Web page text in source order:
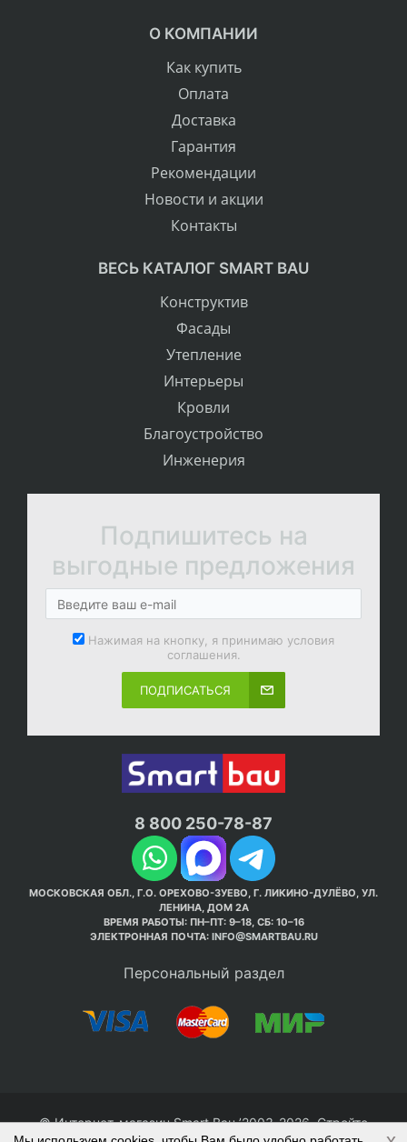
О КОМПАНИИ
Как купить
Оплата
Доставка
Гарантия
Рекомендации
Новости и акции
Контакты
ВЕСЬ КАТАЛОГ SMART BAU
Конструктив
Фасады
Утепление
Интерьеры
Кровли
Благоустройство
Инженерия
Подпишитесь на
выгодные предложения
Нажимая на кнопку, я принимаю условия
соглашения.
ПОДПИСАТЬСЯ
8 800 250-78-87
МОСКОВСКАЯ ОБЛ., Г.О. ОРЕХОВО-ЗУЕВО, Г. ЛИКИНО-ДУЛЁВО, УЛ.
ЛЕНИНА, ДОМ 2А
ВРЕМЯ РАБОТЫ: ПН–ПТ: 9–18, СБ: 10–16
ЭЛЕКТРОННАЯ ПОЧТА: INFO@SMARTBAU.RU
Персональный раздел
© Интернет-магазин Smart Bau ’2003-2026. Стройте